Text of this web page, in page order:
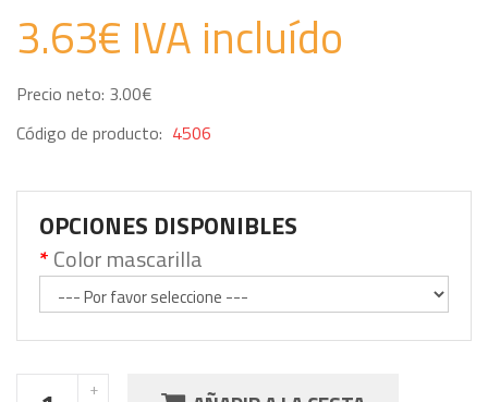
3.63€ IVA incluído
Precio neto: 3.00€
Código de producto: 4506
OPCIONES DISPONIBLES
Color mascarilla